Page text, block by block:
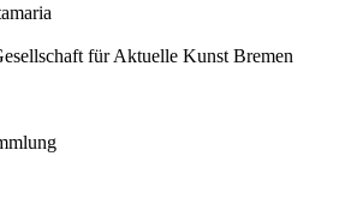
für Aktuelle Kunst Bremen